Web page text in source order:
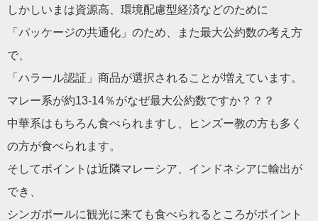
しかしいまは資源高、環境配慮型経済などのために
「パッケージの共通化」のため、また最大公約数の考え方
で、
「ハラール認証」商品が選択されることが増えています。
マレー系が約13-14％がなぜ最大公約数ですか？？？
中華系はもちろん食べられますし、ヒンズー教の方も多く
の方が食べられます。
そしてポイントは近隣マレーシア、インドネシアに輸出が
でき、
シンガポールに観光に来ても食べられるところがポイント